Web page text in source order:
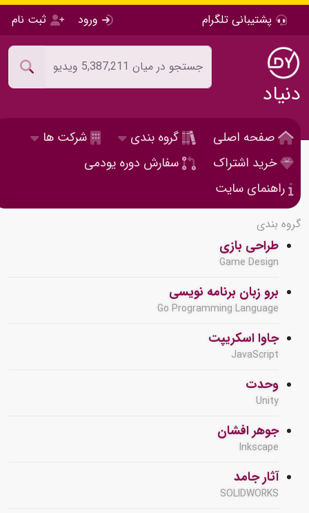
پشتیبانی تلگرام ورود ثبت نام
دنیاد
صفحه اصلی گروه بندی
شرکت ها
خرید اشتراک
سفارش دوره یودمی
راهنمای سایت
گروه بندی
طراحی بازی
Game Design
برو زبان برنامه نویسی
Go Programming Language
جاوا اسکریپت
JavaScript
وحدت
Unity
جوهر افشان
Inkscape
آثار جامد
SOLIDWORKS